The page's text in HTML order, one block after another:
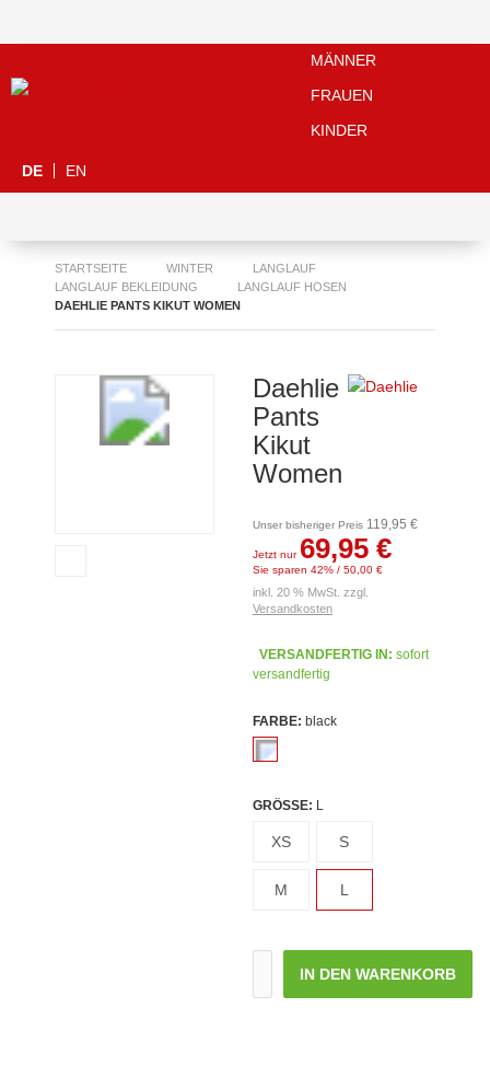
MÄNNER
FRAUEN
KINDER
DE EN
STARTSEITE WINTER
LANGLAUF
LANGLAUF BEKLEIDUNG
LANGLAUF HOSEN
DAEHLIE PANTS KIKUT WOMEN
Daehlie
Pants
Kikut
Women
Unser bisheriger Preis 119,95 €
Jetzt nur 69,95 €
Sie sparen 42% / 50,00 €
inkl. 20 % MwSt. zzgl.
Versandkosten
VERSANDFERTIG IN: sofort
versandfertig
FARBE: black
GRÖSSE: L
XS S
M L
IN DEN WARENKORB